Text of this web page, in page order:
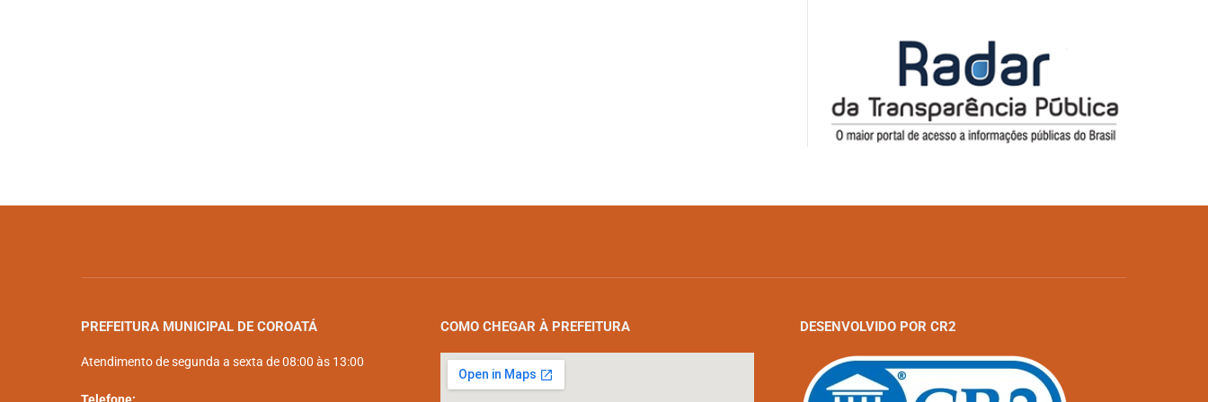
PREFEITURA MUNICIPAL DE COROATÁ
Atendimento de segunda a sexta de 08:00 às 13:00
COMO CHEGAR À PREFEITURA DESENVOLVIDO POR CR2